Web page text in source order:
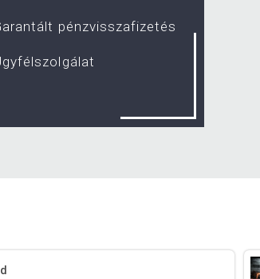
pénzvisszafizetés